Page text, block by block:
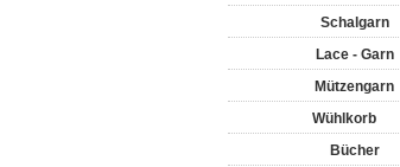
Schalgarn
Lace - Garn
Mützengarn
Wühlkorb
Bücher